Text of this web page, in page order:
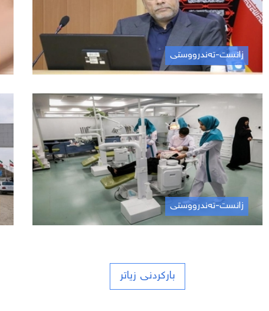
زانست-تەندرووستی
زانست-تەندرووستی
بارکردنی زیاتر